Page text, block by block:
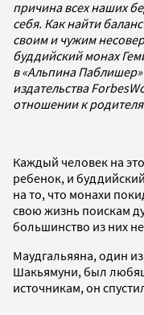
причина всех наших
себя. Как найти
своим и чужим
буддийский монах
в «Альпина
издательства
отношении к
Каждый человек на
ребенок, и
на то, что монахи
свою жизнь поискам
большинство из них
Маудгальяяна, один
Шакьямуни, был
источникам, он